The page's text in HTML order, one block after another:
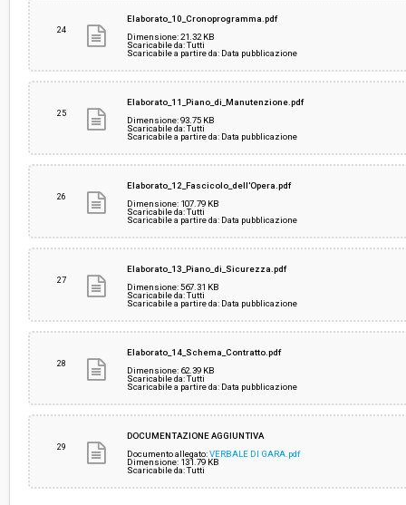
24
Elaborato_10_Cronoprogramma.pdf
Dimensione: 21.32 KB
Scaricabile da: Tutti
Scaricabile a partire da: Data pubblicazione
25
Elaborato_11_Piano_di_Manutenzione.pdf
Dimensione: 93.75 KB
Scaricabile da: Tutti
Scaricabile a partire da: Data pubblicazione
26
Elaborato_12_Fascicolo_dell'Opera.pdf
Dimensione: 107.79 KB
Scaricabile da: Tutti
Scaricabile a partire da: Data pubblicazione
27
Elaborato_13_Piano_di_Sicurezza.pdf
Dimensione: 567.31 KB
Scaricabile da: Tutti
Scaricabile a partire da: Data pubblicazione
28
Elaborato_14_Schema_Contratto.pdf
Dimensione: 62.39 KB
Scaricabile da: Tutti
Scaricabile a partire da: Data pubblicazione
29
DOCUMENTAZIONE AGGIUNTIVA
Documento allegato:VERBALE DI GARA.pdf
Dimensione: 131.79 KB
Scaricabile da: Tutti